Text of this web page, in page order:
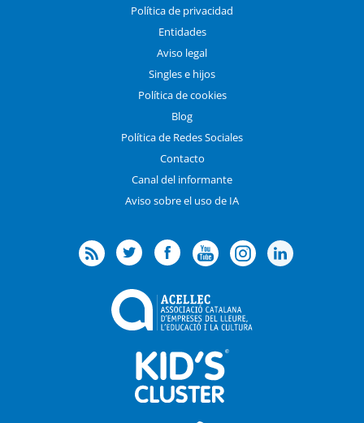
Política de privacidad
Entidades
Aviso legal
Singles e hijos
Política de cookies
Blog
Política de Redes Sociales
Contacto
Canal del informante
Aviso sobre el uso de IA